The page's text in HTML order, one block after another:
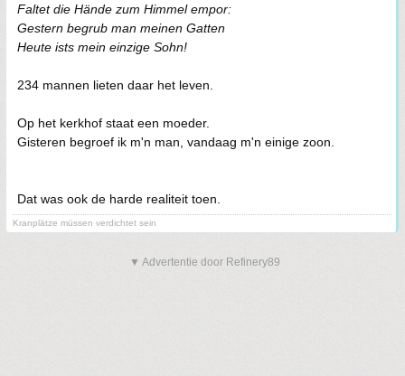
Faltet die Hände zum Himmel empor:
Gestern begrub man meinen Gatten
Heute ists mein einzige Sohn!
234 mannen lieten daar het leven.
Op het kerkhof staat een moeder.
Gisteren begroef ik m'n man, vandaag m'n einige zoon.
Dat was ook de harde realiteit toen.
Kranplätze müssen verdichtet sein
▼ Advertentie door Refinery89